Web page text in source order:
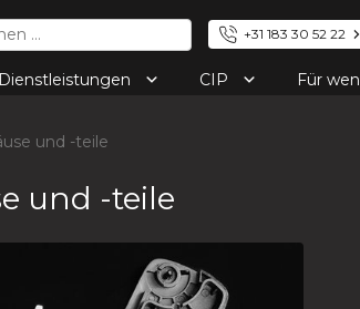
+31 183 30 52 22
Dienstleistungen CIP Für wen
und -teile
und -teile